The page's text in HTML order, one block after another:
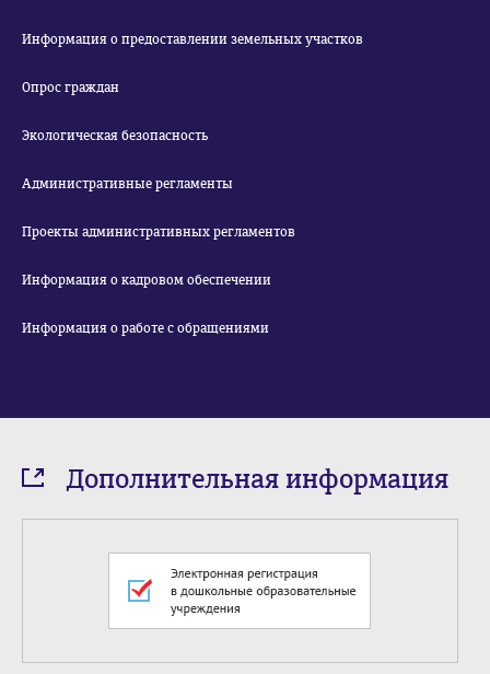
Информация о предоставлении земельных участков
Опрос граждан
Экологическая безопасность
Административные регламенты
Проекты административных регламентов
Информация о кадровом обеспечении
Информация о работе с обращениями
Дополнительная информация